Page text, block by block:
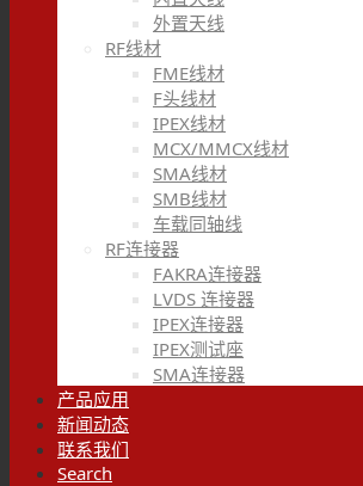
外置天线
RF线材
FME线材
F头线材
IPEX线材
MCX/MMCX线材
SMA线材
SMB线材
车载同轴线
RF连接器
FAKRA连接器
LVDS 连接器
IPEX连接器
IPEX测试座
SMA连接器
产品应用
新闻动态
联系我们
Search